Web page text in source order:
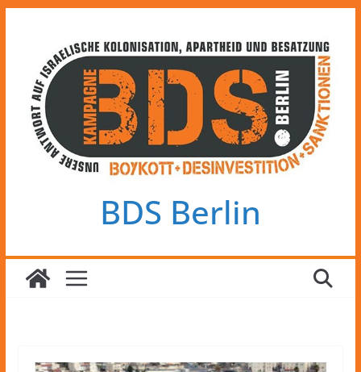
springen
BDS Berlin